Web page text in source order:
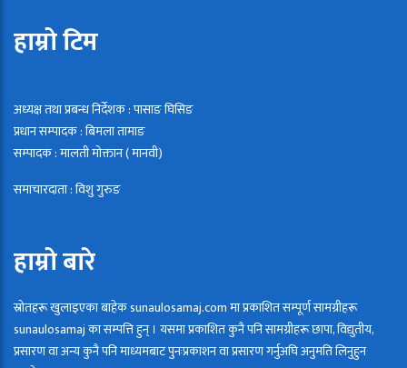
हाम्रो टिम
अध्यक्ष तथा प्रबन्ध निर्देशक : पासाङ घिसिङ
प्रधान सम्पादक : बिमला तामाङ
सम्पादक : मालती माेक्तान ( मानवी)
समाचारदाता : विशु गुरुङ
हाम्रो बारे
स्रोतहरू खुलाइएका बाहेक sunaulosamaj.com मा प्रकाशित सम्पूर्ण सामग्रीहरू
sunaulosamaj का सम्पत्ति हुन् । यसमा प्रकाशित कुनै पनि सामग्रीहरू छापा, विद्युतीय,
प्रसारण वा अन्य कुनै पनि माध्यमबाट पुनःप्रकाशन वा प्रसारण गर्नुअघि अनुमति लिनुहुन